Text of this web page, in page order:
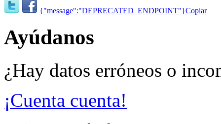
{"message":"DEPRECATED_ENDPOINT"}Copiar
Ayúdanos
¿Hay datos erróneos o
¡Cuenta cuenta!